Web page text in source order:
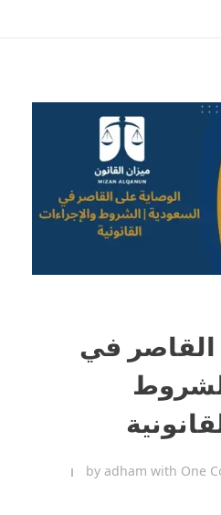
القاصر في
by adham with One